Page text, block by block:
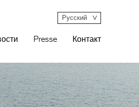
Русский
Presse Контакт